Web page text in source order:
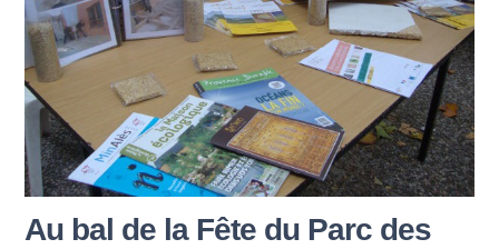
Au bal de la Fête du Parc des